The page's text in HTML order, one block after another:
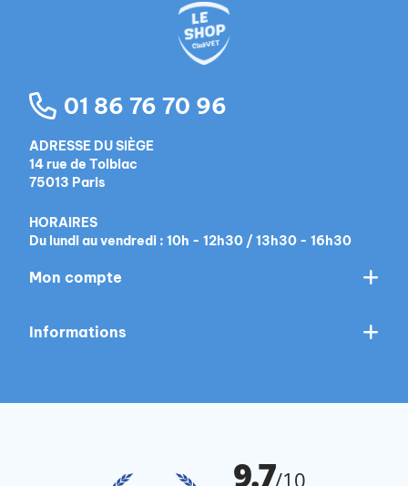
01 86 76 70 96
ADRESSE DU SIÈGE
14 rue de Tolbiac
75013 Paris
HORAIRES
Du lundi au vendredi : 10h - 12h30 / 13h30 - 16h30
Mon compte
Informations